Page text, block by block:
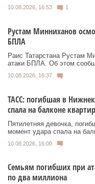
10.08.2026, 16:53 1
Рустам Минниханов
БПЛА
Раис Татарстана Рустам
атаки БПЛА. Об этом
10.08.2026, 16:37
ТАСС: погибшая в
спала на балконе
Пятилетняя девочка,
момент удара спала на
10.08.2026, 16:00
Семьям погибших при
по два миллиона